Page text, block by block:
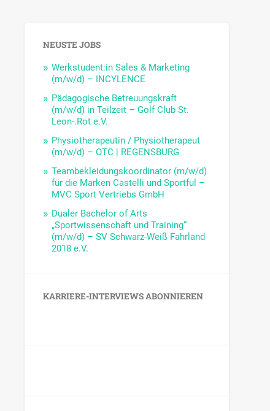
NEUSTE JOBS
Werkstudent:in Sales & Marketing
(m/w/d) – INCYLENCE
Pädagogische Betreuungskraft
(m/w/d) in Teilzeit – Golf Club St.
Leon-.Rot e.V.
Physiotherapeutin / Physiotherapeut
(m/w/d) – OTC | REGENSBURG
Teambekleidungskoordinator (m/w/d)
für die Marken Castelli und Sportful –
MVC Sport Vertriebs GmbH
Dualer Bachelor of Arts
„Sportwissenschaft und Training“
(m/w/d) – SV Schwarz-Weiß Fahrland
2018 e.V.
KARRIERE-INTERVIEWS ABONNIEREN